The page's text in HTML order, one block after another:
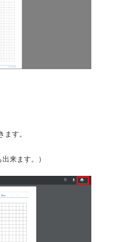
す。
来ます。）